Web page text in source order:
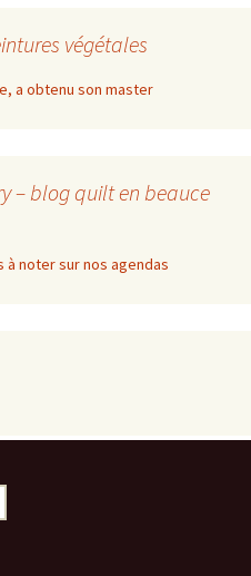
végétales
a obtenu son master
– blog quilt en beauce
noter sur nos agendas